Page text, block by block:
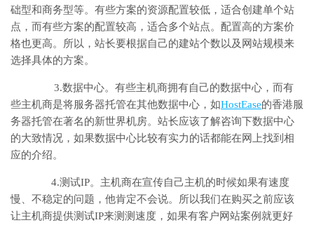
础型和商务型等。有些方案的资源配置较低，适合创建单个站
点，而有些方案的配置较高，适合多个站点。配置高的方案价
格也更高。所以，站长要根据自己的建站个数以及网站规模来
选择具体的方案。
3.数据中心。有些主机商拥有自己的数据中心，而有
些主机商是将服务器托管在其他数据中心，如HostEase的香港服
务器托管在著名的新世界机房。站长应该了解咨询下数据中心
的大致情况，如果数据中心比较有实力的话都能在网上找到相
应的介绍。
4.测试IP。主机商在宣传自己主机的时候如果有速度
慢、不稳定的问题，他肯定不会说。所以我们在购买之前应该
让主机商提供测试IP来测测速度，如果有客户网站案例就更好